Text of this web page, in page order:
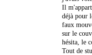
Il
déjà pour
faux
sur le
hésita, le
Tout de